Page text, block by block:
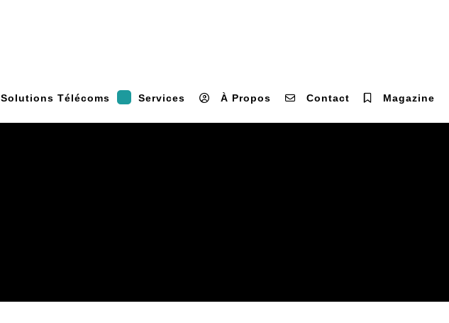
Solutions Télécoms Services À Propos Contact Magazine